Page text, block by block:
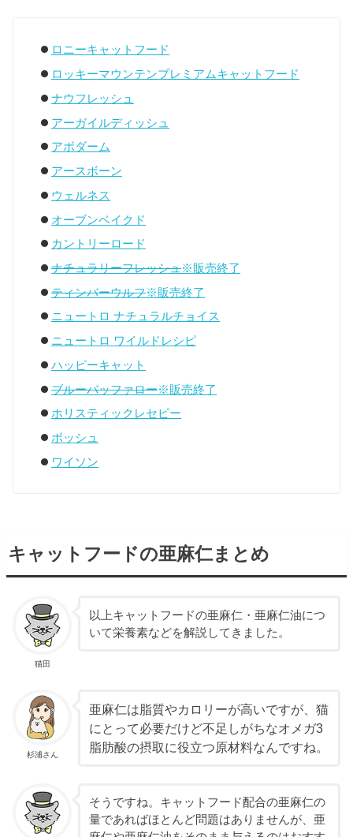
ロニーキャットフード
ロッキーマウンテンプレミアムキャットフード
ナウフレッシュ
アーガイルディッシュ
アボダーム
アースボーン
ウェルネス
オーブンベイクド
カントリーロード
ナチュラリーフレッシュ※販売終了
ティンバーウルフ※販売終了
ニュートロ ナチュラルチョイス
ニュートロ ワイルドレシピ
ハッピーキャット
ブルーバッファロー※販売終了
ホリスティックレセピー
ボッシュ
ワイソン
キャットフードの亜麻仁まとめ
猫田
以上キャットフードの亜麻仁・亜麻仁油につ
いて栄養素などを解説してきました。
杉浦さん
亜麻仁は脂質やカロリーが高いですが、猫
にとって必要だけど不足しがちなオメガ3
脂肪酸の摂取に役立つ原材料なんですね。
そうですね。キャットフード配合の亜麻仁の
量であればほとんど問題はありませんが、亜